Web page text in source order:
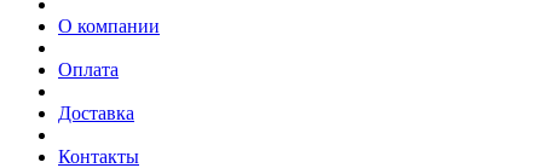
О компании
Оплата
Доставка
Контакты